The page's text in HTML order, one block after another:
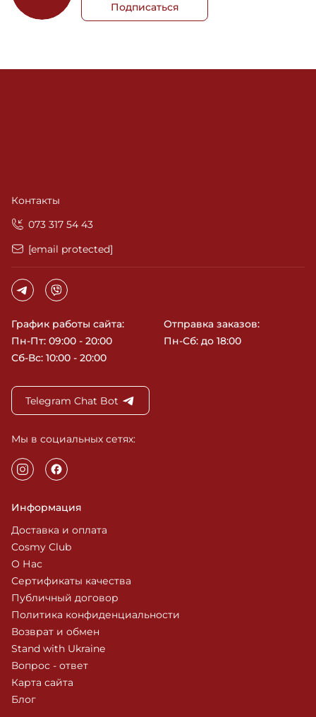
Подписаться
Контакты
‎073 317 54 43
[email protected]
График работы сайта:
Пн-Пт: 09:00 - 20:00
Сб-Вс: 10:00 - 20:00
Отправка заказов:
Пн-Сб: до 18:00
Telegram Chat Bot
Мы в социальных сетях:
Информация
Доставка и оплата
Cosmy Club
О Нас
Сертификаты качества
Публичный договор
Политика конфиденциальности
Возврат и обмен
Stand with Ukraine
Вопрос - ответ
Карта сайта
Блог